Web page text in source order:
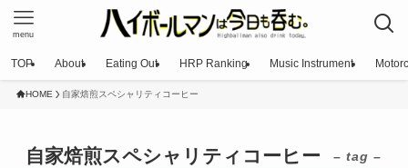
menu
TOP About Eating Out HRP Ranking Music Instrument
HOME 自家焙煎スペシャリティコーヒー
自家焙煎スペシャリティコーヒー – tag –